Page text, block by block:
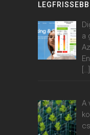
a
A